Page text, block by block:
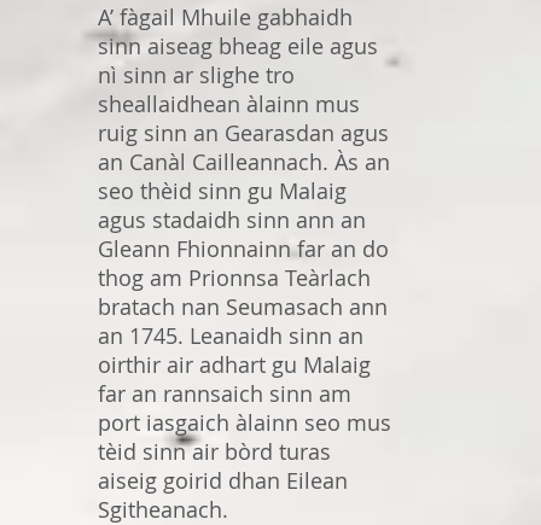
A’ fàgail Mhuile gabhaidh
sinn aiseag bheag eile agus
nì sinn ar slighe tro
sheallaidhean àlainn mus
ruig sinn an Gearasdan agus
an Canàl Cailleannach. Às an
seo thèid sinn gu Malaig
agus stadaidh sinn ann an
Gleann Fhionnainn far an do
thog am Prionnsa Teàrlach
bratach nan Seumasach ann
an 1745. Leanaidh sinn an
oirthir air adhart gu Malaig
far an rannsaich sinn am
port iasgaich àlainn seo mus
tèid sinn air bòrd turas
aiseig goirid dhan Eilean
Sgitheanach.